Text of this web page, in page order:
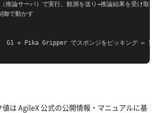
論サーバ）で実行。観測を送り→推論結果を受け取り
で動かす
+ Pika Gripper でスポンジをピッキング ← 冒
は AgileX 公式の公開情報・マニュアルに基